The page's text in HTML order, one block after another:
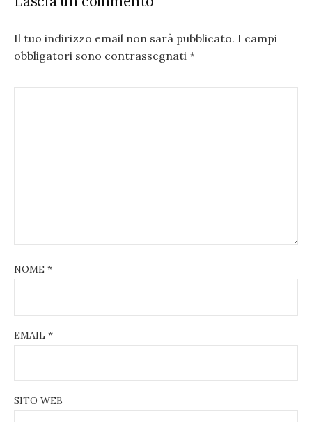
Il tuo indirizzo email non sarà pubblicato. I campi
obbligatori sono contrassegnati *
NOME *
EMAIL *
SITO WEB